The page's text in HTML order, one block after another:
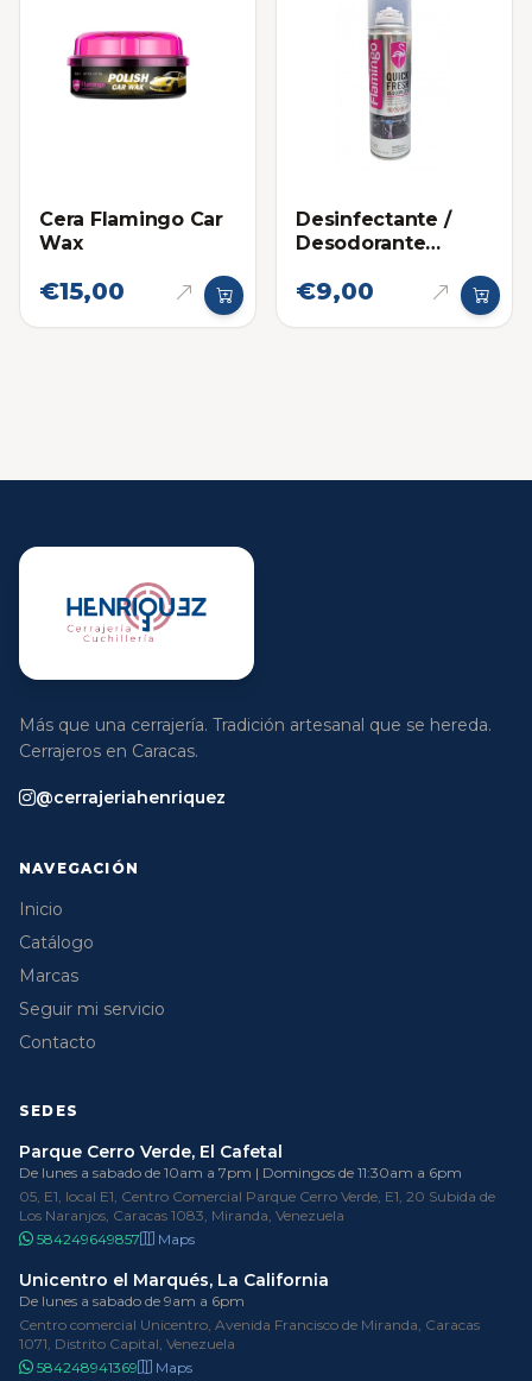
Cera Flamingo Car
Wax
€15,00
Desinfectante /
Desodorante
(220ml)
€9,00
Más que una cerrajería. Tradición artesanal que se hereda.
Cerrajeros en Caracas.
@cerrajeriahenriquez
NAVEGACIÓN
Inicio
Catálogo
Marcas
Seguir mi servicio
Contacto
SEDES
Parque Cerro Verde, El Cafetal
De lunes a sabado de 10am a 7pm | Domingos de 11:30am a 6pm
05, E1, local E1, Centro Comercial Parque Cerro Verde, E1, 20 Subida de
Los Naranjos, Caracas 1083, Miranda, Venezuela
584249649857
Maps
Unicentro el Marqués, La California
De lunes a sabado de 9am a 6pm
Centro comercial Unicentro, Avenida Francisco de Miranda, Caracas
1071, Distrito Capital, Venezuela
584248941369
Maps